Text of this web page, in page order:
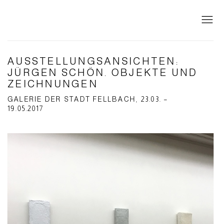
AUSSTELLUNGSANSICHTEN:
JÜRGEN SCHÖN. OBJEKTE UND
ZEICHNUNGEN
GALERIE DER STADT FELLBACH, 23.03. –
19.05.2017